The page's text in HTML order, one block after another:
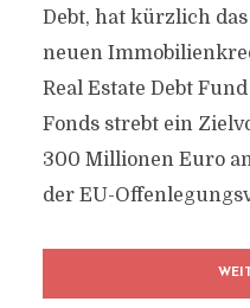
Debt, hat kürzlich
neuen
Real Estate Debt
Fonds strebt ein
300 Millionen Euro
der EU-